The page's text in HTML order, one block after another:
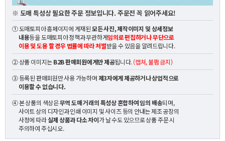
※ 도매 특성상 필요한 주문 정보입니다. 주문전 꼭 읽어주세요!
① 도매토피아 홈페이지에 게재된모든 사진, 제작이미지 및 상세정보
내용등을 도매토피아 정책과 무관하게임의로 편집하거나 무단으로
이용 및 도용 할 경우 법률에 따라 처벌받을 수 있음을 알려드립니다.
② 상품 이미지는B2B 판매회원에게만 제공됩니다.(캡쳐, 불펌 금지)
③ 등록된 판매회원만 사용 가능하며제3자에게 제공하거나 상업적으로
이용할 수 없습니다.
④ 본 상품의 색상은무역 도매 거래의 특성상 혼합하여 임의 배송되며,
사이트 상의 디자인과 인쇄 이미지 및 사이즈 등의 안내는 제조 공장의
사정에 따라실제 상품과 다소 차이가 날 수도 있으므로 상품 주문 시
주의하여 주십시오.